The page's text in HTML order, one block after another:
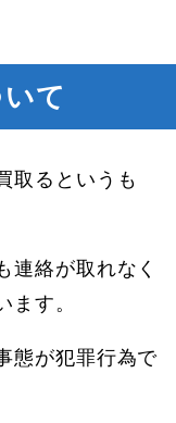
て
取るというも
連絡が取れなく
す。
態が犯罪行為で